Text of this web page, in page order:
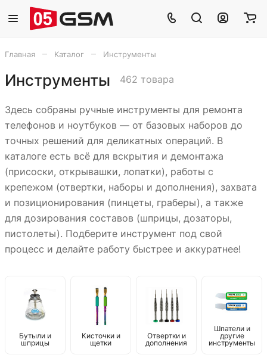
Главная Каталог Инструменты
Инструменты 462 товара
Здесь собраны ручные инструменты для ремонта
телефонов и ноутбуков — от базовых наборов до
точных решений для деликатных операций. В
каталоге есть всё для вскрытия и демонтажа
(присоски, открывашки, лопатки), работы с
крепежом (отвертки, наборы и дополнения), захвата
и позиционирования (пинцеты, граберы), а также
для дозирования составов (шприцы, дозаторы,
пистолеты). Подберите инструмент под свой
процесс и делайте работу быстрее и аккуратнее!
Бутыли и
шприцы
Кисточки и
щетки
Отвертки и
дополнения
Шпатели и
другие
инструменты